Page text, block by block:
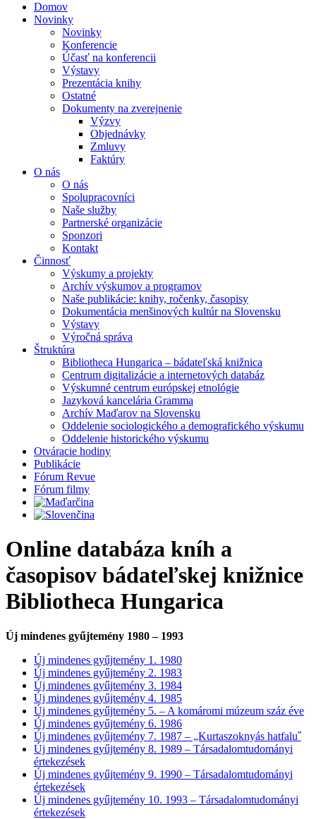
Domov
Novinky
Novinky
Konferencie
Účasť na konferencii
Výstavy
Prezentácia knihy
Ostatné
Dokumenty na zverejnenie
Výzvy
Objednávky
Zmluvy
Faktúry
O nás
O nás
Spolupracovníci
Naše služby
Partnerské organizácie
Sponzori
Kontakt
Činnosť
Výskumy a projekty
Archív výskumov a programov
Naše publikácie: knihy, ročenky, časopisy
Dokumentácia menšinových kultúr na Slovensku
Výstavy
Výročná správa
Štruktúra
Bibliotheca Hungarica – bádateľská knižnica
Centrum digitalizácie a internetových databáz
Výskumné centrum európskej etnológie
Jazyková kancelária Gramma
Archív Maďarov na Slovensku
Oddelenie sociologického a demografického výskumu
Oddelenie historického výskumu
Otváracie hodiny
Publikácie
Fórum Revue
Fórum filmy
Online databáza kníh a
časopisov bádateľskej knižnice
Bibliotheca Hungarica
Új mindenes gyűjtemény 1980–1993
Új mindenes gyűjtemény 1. 1980
Új mindenes gyűjtemény 2. 1983
Új mindenes gyűjtemény 3. 1984
Új mindenes gyűjtemény 4. 1985
Új mindenes gyűjtemény 5. – A komáromi múzeum száz éve
Új mindenes gyűjtemény 6. 1986
Új mindenes gyűjtemény 7. 1987 – „Kurtaszoknyás hatfalu˝
Új mindenes gyűjtemény 8. 1989 – Társadalomtudományi
értekezések
Új mindenes gyűjtemény 9. 1990 – Társadalomtudományi
értekezések
Új mindenes gyűjtemény 10. 1993 – Társadalomtudományi
értekezések